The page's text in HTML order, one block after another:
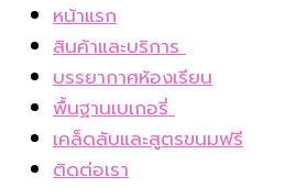
หน้าแรก
สินค้าและบริการ
เค้กโฮมเมดและขนมอบ
Bakery box set อบเ
เบเกอรี่แช่แข็ง
E-book
บรรยากาศห้องเรียน
พื้นฐานเบเกอรี่
ทำ ขนมอบ 14 ตอน ส
บัตเตอร์เค้ก 1 สูตรกับ
เคล็ดลับและสูตรขนมฟรี
ติดต่อเรา